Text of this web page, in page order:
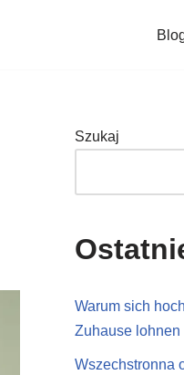
Szukaj
Warum sich
Zuhause lohnen
Wszechstronna